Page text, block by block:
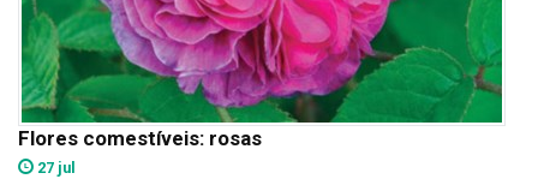
Flores comestíveis: rosas
27 jul